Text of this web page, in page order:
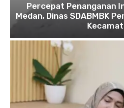
Percepat Penanganan
Medan, Dinas SDABMBK